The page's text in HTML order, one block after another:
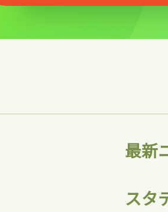
最新
スタ